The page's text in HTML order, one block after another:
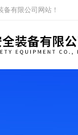
有限公司网站！